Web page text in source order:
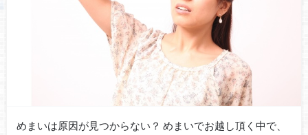
めまいは原因が見つからない？ めまいでお越し頂く中で、